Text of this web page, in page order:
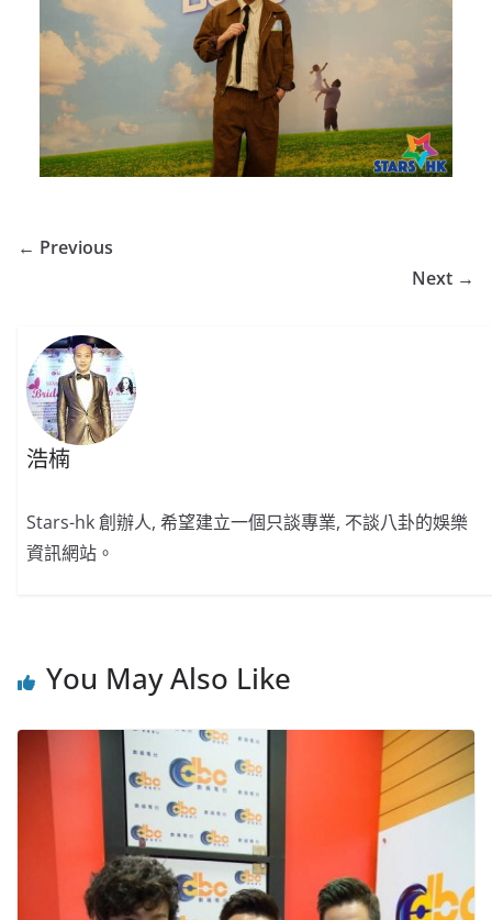
← Previous
Next →
浩楠
Stars-hk 創辦人, 希望建立一個只談專業, 不談八卦的娛樂
資訊網站。
You May Also Like